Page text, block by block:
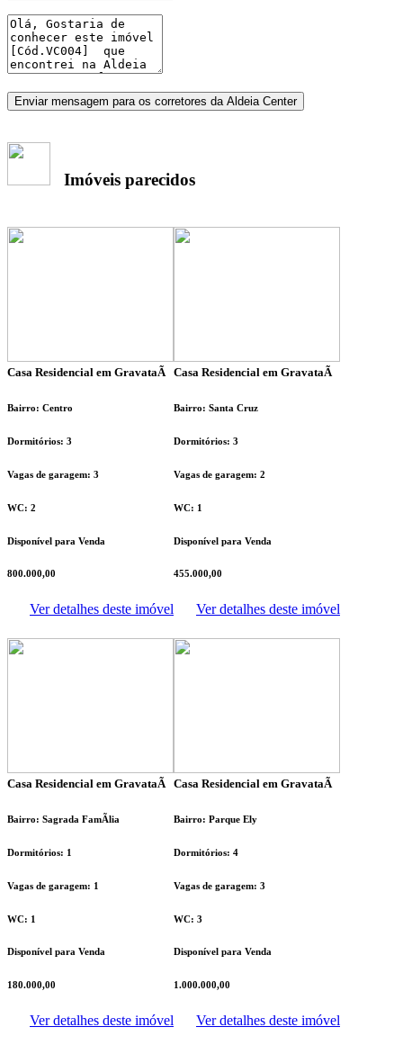
Enviar mensagem para os corretores da Aldeia Center
Imóveis parecidos
Casa Residencial em GravataÃ­
Bairro: Centro
Dormitórios: 3
Vagas de garagem: 3
WC: 2
Disponível para Venda
800.000,00
Ver detalhes deste imóvel
Casa Residencial em GravataÃ­
Bairro: Santa Cruz
Dormitórios: 3
Vagas de garagem: 2
WC: 1
Disponível para Venda
455.000,00
Ver detalhes deste imóvel
Casa Residencial em GravataÃ­
Bairro: Sagrada FamÃ­lia
Dormitórios: 1
Vagas de garagem: 1
WC: 1
Disponível para Venda
180.000,00
Ver detalhes deste imóvel
Casa Residencial em GravataÃ­
Bairro: Parque Ely
Dormitórios: 4
Vagas de garagem: 3
WC: 3
Disponível para Venda
1.000.000,00
Ver detalhes deste imóvel